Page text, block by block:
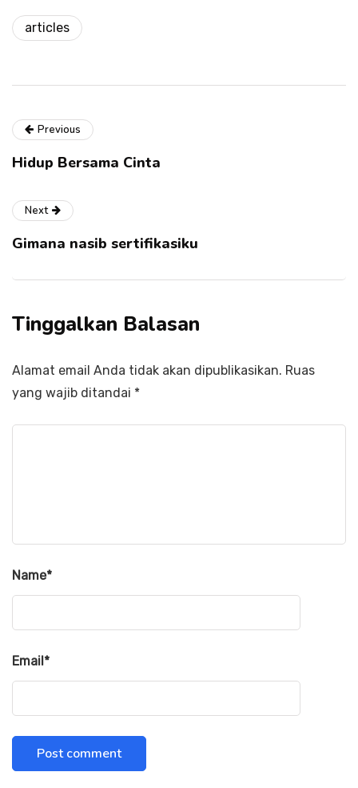
articles
Previous
Hidup Bersama Cinta
Next
Gimana nasib sertifikasiku
Tinggalkan Balasan
Alamat email Anda tidak akan dipublikasikan. Ruas
yang wajib ditandai *
Name*
Email*